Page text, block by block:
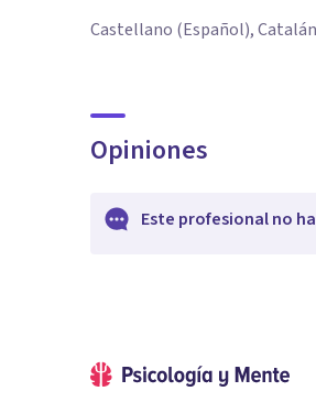
Castellano (Español), Catalán
Opiniones
Este profesional no